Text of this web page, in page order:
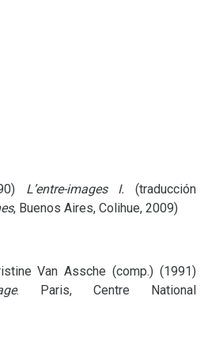
L’entre-images I. (traducción
, Buenos Aires, Colihue, 2009)
Van Assche (comp.) (1991)
. Paris, Centre National